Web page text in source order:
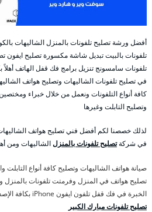
أفضل ورشة تصليح تلفونات بالمنزل الشاليهات
تلفونات بالبيت تبديل شاشة مكسورة تصليح ايفون
تلفونات سامسونج تنزيل برامج فك قفل الهاتف
في تصليح تلفونات الشاليهات وتصليح هواتف
كافة أنواع التلفونات ونعمل من خلال خبراء
وتصليح التابلت وغيرها
لذلك خصصنا لكم أفضل فني تصليح هواتف
في شركةتصليح تلفونات بالمنزلالشاليهات ومن
صيانة هواتف الشاليهات وتصليح كافة أنواع التابلت
تصليح هواتف في المنزل وفرمتت تلفونات بالمنزل
الخبرة في فك قفل تلفون ايفون iPhone بكافة الإصدارات الحديثة والقديمة.
تصليح تلفونات مبارك الكبير